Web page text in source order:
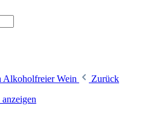
Alkoholfreier Wein
Zurück